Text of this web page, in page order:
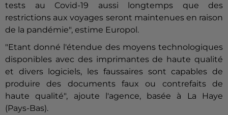
tests au Covid-19 aussi longtemps que des
restrictions aux voyages seront maintenues en raison
de la pandémie", estime Europol .
"Etant donné l'étendue des moyens technologiques
disponibles avec des imprimantes de haute qualité
et divers logiciels, les faussaires sont capables de
produire des documents faux ou contrefaits de
haute qualité", ajoute l'agence, basée à La Haye
(Pays-Bas).